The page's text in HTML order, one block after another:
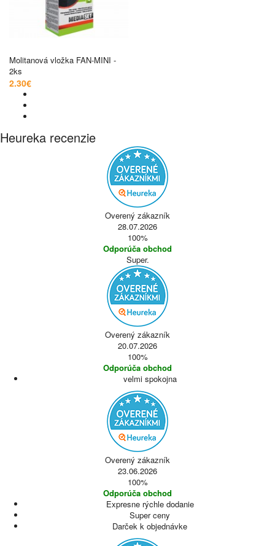
Molitanová vložka FAN-MINI -
2ks
2.30€
Heureka recenzie
Overený zákazník
28.07.2026
100%
Odporúča obchod
Super.
Overený zákazník
20.07.2026
100%
Odporúča obchod
velmi spokojna
Overený zákazník
23.06.2026
100%
Odporúča obchod
Expresne rýchle dodanie
Super ceny
Darček k objednávke